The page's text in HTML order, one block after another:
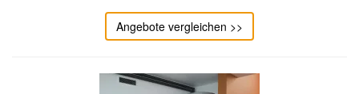
Angebote vergleichen >>